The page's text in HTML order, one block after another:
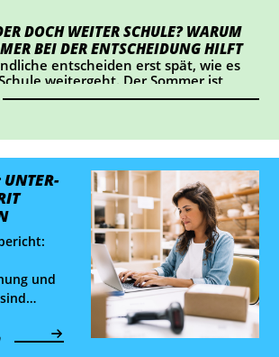
DOCH WEITER SCHULE? WARUM
BEI DER ENTSCHEIDUNG HILFT
entscheiden erst spät, wie es
weitergeht. Der Sommer ist
auszuprobieren und Fragen
UNTER­
und